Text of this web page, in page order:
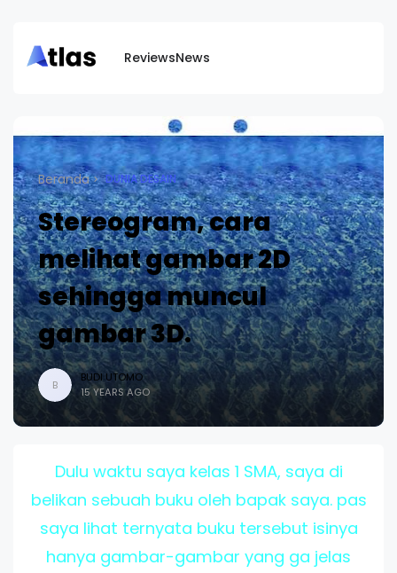
ReviewsNews
Beranda DUNIA DESAIN
Stereogram, cara
melihat gambar 2D
sehingga muncul
gambar 3D.
B
BUDI UTOMO
15 YEARS AGO
Dulu waktu saya kelas 1 SMA, saya di
belikan sebuah buku oleh bapak saya. pas
saya lihat ternyata buku tersebut isinya
hanya gambar-gambar yang ga jelas